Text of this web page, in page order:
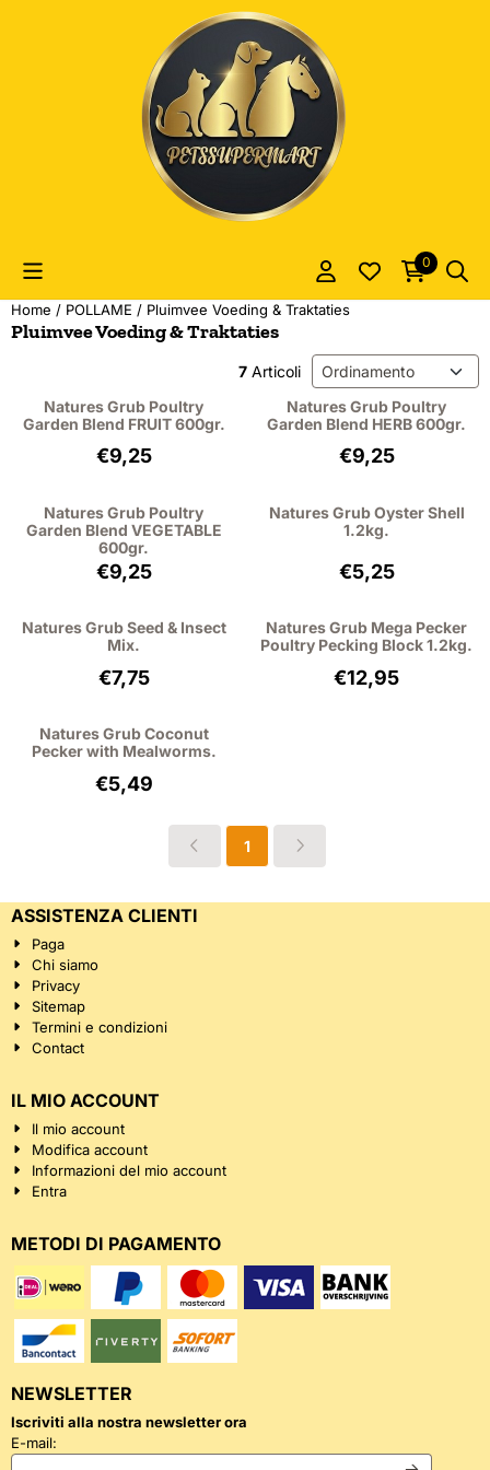
Le preferenze sui cookie sono attualmente chiuse.
0
Home / POLLAME / Pluimvee Voeding & Traktaties
Pluimvee Voeding & Traktaties
7 Articoli Metodo di ordinamento
Natures Grub Poultry
Garden Blend FRUIT 600gr.
Prezzo: 9,25, IVA esclusa: 8,49
€9,25
Natures Grub Poultry
Garden Blend HERB 600gr.
Prezzo: 9,25,
€9,25
Natures Grub Poultry
Garden Blend VEGETABLE
600gr.
Prezzo: 9,25, IVA esclusa: 8,49
€9,25
Natures Grub Oyster Shell
1.2kg.
Prezzo: 5,25,
€5,25
Natures Grub Seed & Insect
Mix.
Prezzo: 7,75, IVA esclusa: 7,11
€7,75
Natures Grub Mega Pecker
Poultry Pecking Block 1.2kg.
Prezzo: 12,95,
€12,95
Natures Grub Coconut
Pecker with Mealworms.
Prezzo: 5,49, IVA esclusa: 5,04
€5,49
1
ASSISTENZA CLIENTI
Paga
Chi siamo
Privacy
Sitemap
Termini e condizioni
Contact
IL MIO ACCOUNT
Il mio account
Modifica account
Informazioni del mio account
Entra
METODI DI PAGAMENTO
NEWSLETTER
Iscriviti alla nostra newsletter ora
E-mail: